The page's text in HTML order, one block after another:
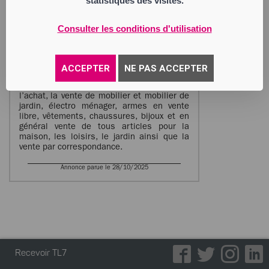
Consulter les conditions d'utilisation
ACCEPTER NE PAS ACCEPTER
Société par Actions Simplifiée
42160 Andrézieux-Bouthéon
319 438 321 RCS Saint Etienne
et fournitures industrielles et pour le
bricolage, l’achat et la vente de lots de
l’achat, la vente de mobilier et mobilier de
jardin, électro ménager, armes en vente
libre, vêtements, chaussures, bijoux et en
général vente de tous articles pour la
maison, les loisirs, le jardin ainsi que la
vente par correspondance.
Annonce parue le 28/10/2025
Recevoir TL7